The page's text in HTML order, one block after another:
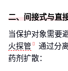
二、间接式与直
当保护对象需要
火探管
通过分
药剂扩散：